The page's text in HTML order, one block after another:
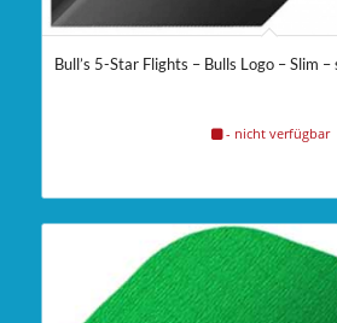
Bull’s 5-Star Flights – Bulls Logo – Slim –
- nicht verfügbar